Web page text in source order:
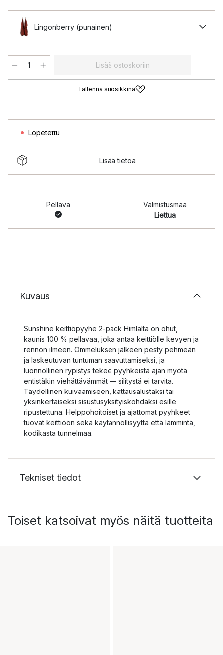
Lingonberry (punainen)
Lisää ostoskoriin
Tallenna suosikkina
Lopetettu
Lisää tietoa
Pellava
Valmistusmaa
Liettua
Kuvaus
Sunshine keittiöpyyhe 2-pack Himlalta on ohut,
kaunis 100 % pellavaa, joka antaa keittiölle kevyen ja
rennon ilmeen. Ommeluksen jälkeen pesty pehmeän
ja laskeutuvan tuntuman saavuttamiseksi, ja
luonnollinen rypistys tekee pyyhkeistä ajan myötä
entistäkin viehättävämmät — silitystä ei tarvita.
Täydellinen kuivaamiseen, kattausalustaksi tai
yksinkertaiseksi sisustusyksityiskohdaksi esille
ripustettuna. Helppohoitoiset ja ajattomat pyyhkeet
tuovat keittiöön sekä käytännöllisyyttä että lämmintä,
kodikasta tunnelmaa.
Tekniset tiedot
Toiset katsoivat myös näitä tuotteita